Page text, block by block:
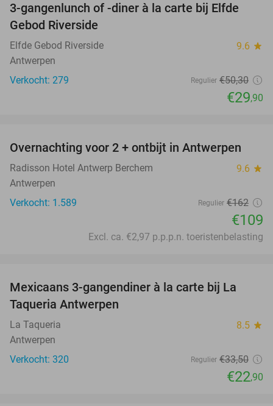
41%
3-gangenlunch of -diner à la carte bij Elfde
Gebod Riverside
Elfde Gebod Riverside 9.6 star
Antwerpen
Verkocht: 279
Regulier €50,30
€29,90
33%
Overnachting voor 2 + ontbijt in Antwerpen
Radisson Hotel Antwerp Berchem 9.6 star
Antwerpen
Verkocht: 1.589
Regulier €162
€109
Excl. ca. €2,97 p.p.p.n. toeristenbelasting
32%
Mexicaans 3-gangendiner à la carte bij La
Taqueria Antwerpen
La Taqueria 8.5 star
Antwerpen
Verkocht: 320
Regulier €33,50
€22,90